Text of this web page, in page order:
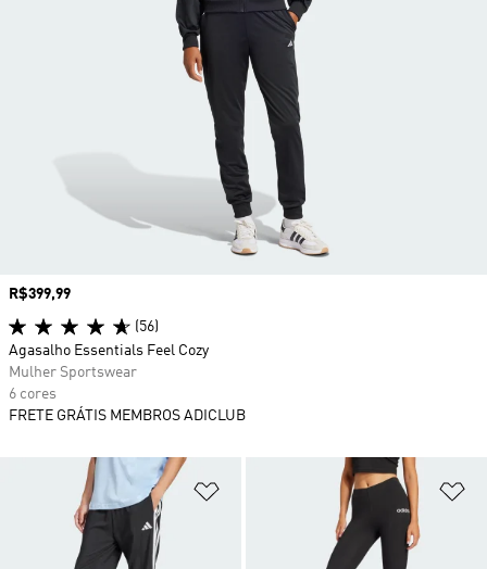
Adicionar à Lista de Desejos
Preço
R$399,99
(56)
Agasalho Essentials Feel Cozy
Mulher Sportswear
6 cores
FRETE GRÁTIS MEMBROS ADICLUB